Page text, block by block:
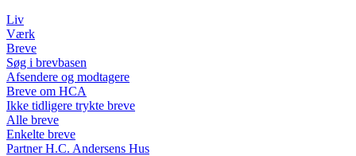
Liv
Værk
Breve
Søg i brevbasen
Afsendere og modtagere
Breve om HCA
Ikke tidligere trykte breve
Alle breve
Enkelte breve
Partner H.C. Andersens Hus